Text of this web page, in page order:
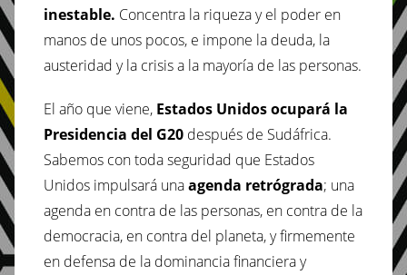
inestable. Concentra la riqueza y el poder en
manos de unos pocos, e impone la deuda, la
austeridad y la crisis a la mayoría de las personas.
El año que viene, Estados Unidos ocupará la
Presidencia del G20 después de Sudáfrica.
Sabemos con toda seguridad que Estados
Unidos impulsará unaagenda retrógrada; una
agenda en contra de las personas, en contra de la
democracia, en contra del planeta, y firmemente
en defensa de la dominancia financiera y